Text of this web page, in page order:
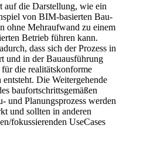
auf die Darstellung, wie ein
von BIM-basierten Bau-
ohne Mehraufwand zu einem
Betrieb führen kann.
dass sich der Prozess in
und in der Bauausführung
die realitätskonforme
Die Weitergehende
baufortschrittsgemäßen
und Planungsprozess werden
und sollten in anderen
fokussierenden UseCases